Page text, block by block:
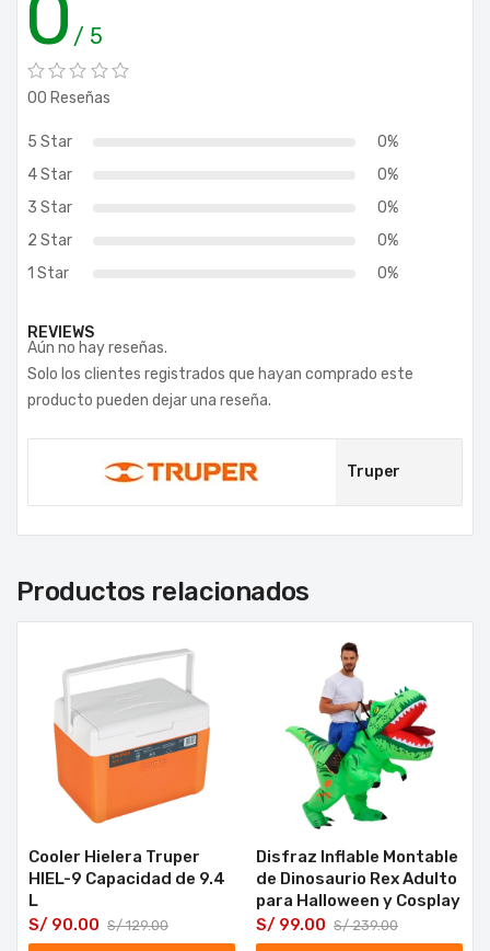
/ 5
00 Reseñas
5 Star
0%
4 Star
0%
3 Star
0%
2 Star
0%
1 Star
0%
REVIEWS
Aún no hay reseñas.
Solo los clientes registrados que hayan comprado este
producto pueden dejar una reseña.
Truper
Productos relacionados
Cooler Hielera Truper
HIEL-9 Capacidad de 9.4
L
S/129.00
S/ 90.00
Disfraz Inflable Montable
de Dinosaurio Rex Adulto
para Halloween y Cosplay
S/239.00
S/ 99.00